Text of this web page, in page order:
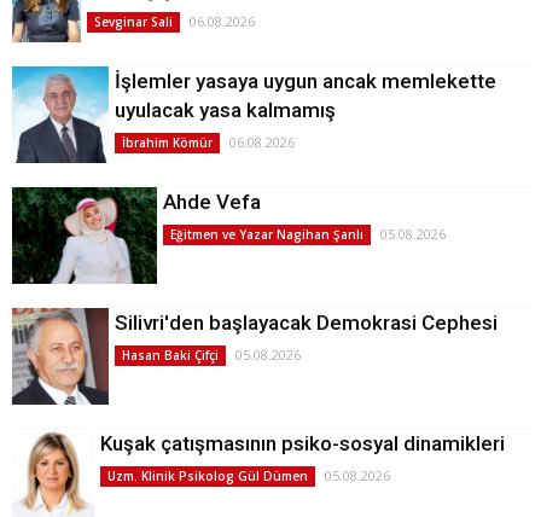
Sevginar Sali 06.08.2026
İşlemler yasaya uygun ancak memlekette
uyulacak yasa kalmamış
İbrahim Kömür 06.08.2026
Ahde Vefa
Eğitmen ve Yazar Nagihan Şanlı 05.08.2026
Silivri'den başlayacak Demokrasi Cephesi
Hasan Baki Çifçi 05.08.2026
Kuşak çatışmasının psiko-sosyal dinamikleri
Uzm. Klinik Psikolog Gül Dümen 05.08.2026